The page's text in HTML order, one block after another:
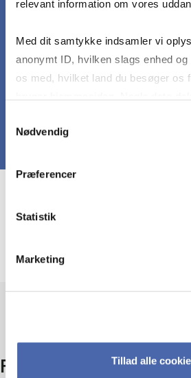
relevant information om vores
Med dit samtykke indsamler vi
anonymt ID, hvilken slags enhed
os med, hvilket land du besøger os
markedsføring. Du bestemmer selv
Nødvendig
Præferencer
Statistik
Marketing
Tillad alle
refleksion i forhold til egen
selv og gruppen
HA(it.) andet år eller tilsvarende
Fakta